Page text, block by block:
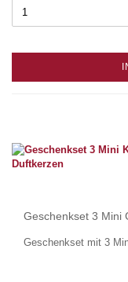
Geschenkset 3 Mini
Geschenkset mit 3